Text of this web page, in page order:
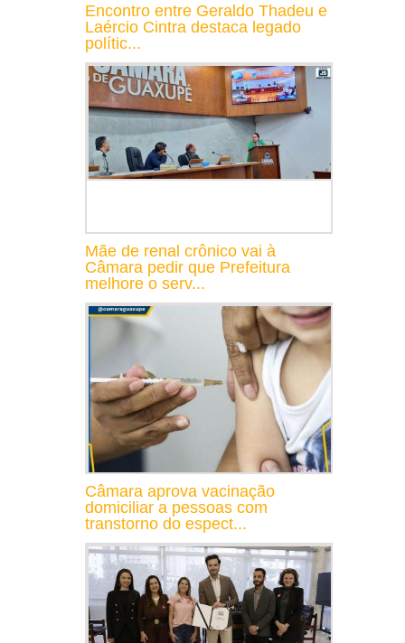
Encontro entre Geraldo Thadeu e
Laércio Cintra destaca legado
polític...
Mãe de renal crônico vai à
Câmara pedir que Prefeitura
melhore o serv...
Câmara aprova vacinação
domiciliar a pessoas com
transtorno do espect...